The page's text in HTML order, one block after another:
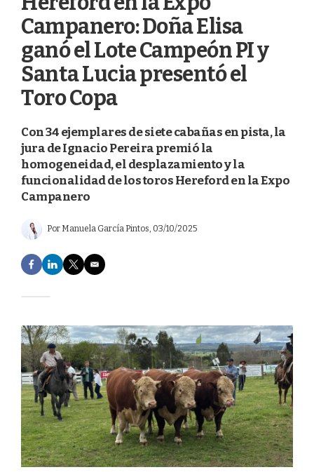
Campanero: Doña Elisa
ganó el Lote Campeón PI y
Santa Lucia presentó el
Toro Copa
Con 34 ejemplares de siete cabañas en pista, la
jura de Ignacio Pereira premió la
homogeneidad, el desplazamiento y la
funcionalidad de los toros Hereford en la Expo
Campanero
Por Manuela García Pintos, 03/10/2025
F
a
e
o
o
k
L
i
d
I
n
T
w
e
r
E
m